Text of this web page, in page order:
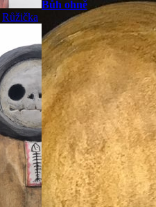
Bůh ohně
Růžička